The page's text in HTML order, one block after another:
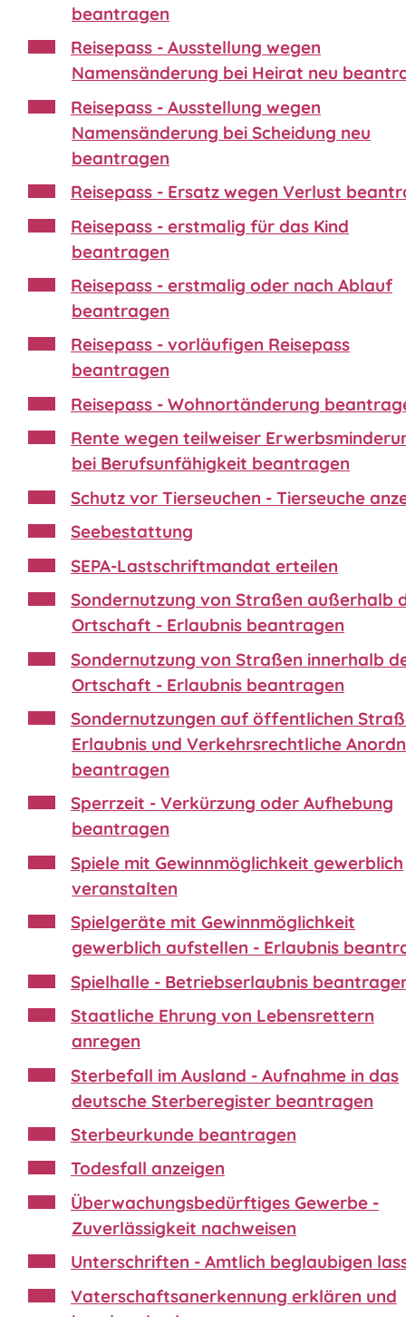
beantragen
Reisepass - Ausstellung wegen
Namensänderung bei Heirat neu
Reisepass - Ausstellung wegen
Namensänderung bei Scheidung neu
beantragen
Reisepass - Ersatz wegen Verlust
Reisepass - erstmalig für das Kind
beantragen
Reisepass - erstmalig oder nach Ablauf
beantragen
Reisepass - vorläufigen Reisepass
beantragen
Reisepass - Wohnortänderung
Rente wegen teilweiser
bei Berufsunfähigkeit beantragen
Schutz vor Tierseuchen - Tierseuche
Seebestattung
SEPA-Lastschriftmandat erteilen
Sondernutzung von Straßen außerhalb
Ortschaft - Erlaubnis beantragen
Sondernutzung von Straßen innerhalb
Ortschaft - Erlaubnis beantragen
Sondernutzungen auf öffentlichen
Erlaubnis und Verkehrsrechtliche
beantragen
Sperrzeit - Verkürzung oder Aufhebung
beantragen
Spiele mit Gewinnmöglichkeit gewerblich
veranstalten
Spielgeräte mit Gewinnmöglichkeit
gewerblich aufstellen - Erlaubnis
Spielhalle - Betriebserlaubnis
Staatliche Ehrung von Lebensrettern
anregen
Sterbefall im Ausland - Aufnahme in das
deutsche Sterberegister beantragen
Sterbeurkunde beantragen
Todesfall anzeigen
Überwachungsbedürftiges Gewerbe -
Zuverlässigkeit nachweisen
Unterschriften - Amtlich beglaubigen
Vaterschaftsanerkennung erklären und